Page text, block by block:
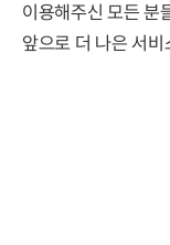
이용해주신 모든 분
앞으로 더 나은 서